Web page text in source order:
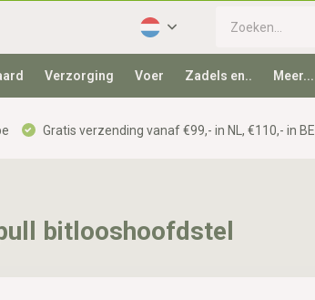
Verzorging Voer Zadels en.. Meer...
Gratis verzending vanaf €99,- in NL, €110,- in BE
bitlooshoofdstel